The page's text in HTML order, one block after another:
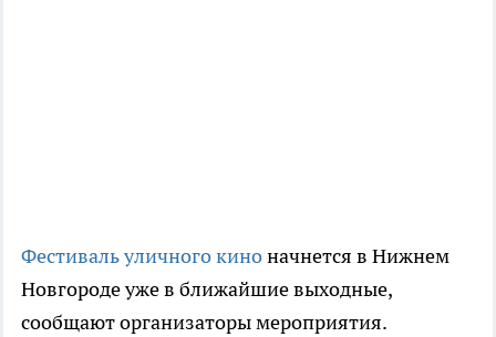
Фестиваль уличного киноначнется в Нижнем
Новгороде уже в ближайшие выходные,
сообщают организаторы мероприятия.